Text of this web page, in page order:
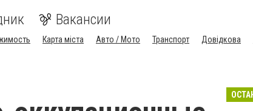
Вакансии
Карта міста Авто / Мото Транспорт Довідкова